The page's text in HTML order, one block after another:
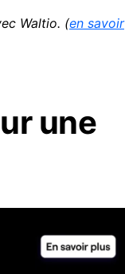
Waltio. (en savoir
une